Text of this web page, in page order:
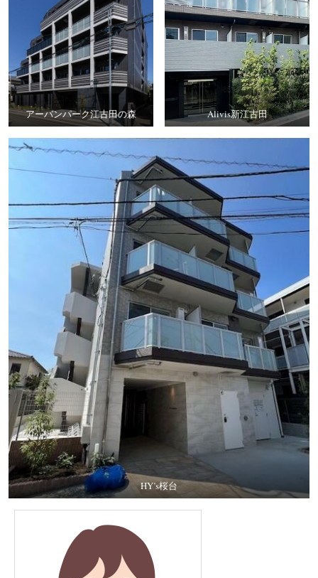
アーバンパーク江古田の森 Alivis新江古田
HY’s桜台